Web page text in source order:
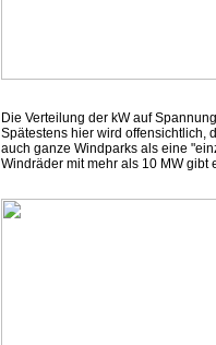
Die Verteilung der kW auf
Spätestens hier wird offensichtlich,
auch ganze Windparks als eine
Windräder mit mehr als 10 MW gibt